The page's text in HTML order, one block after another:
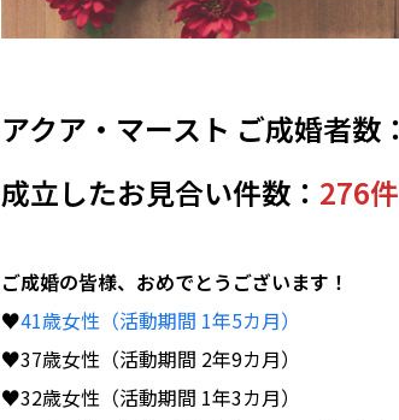
アクア・マースト ご成婚者数：
成立したお見合い件数： 276件
ご成婚の皆様、おめでとうございます！
♥41歳女性（活動期間 1年5カ月）
♥37歳女性（活動期間 2年9カ月）
♥32歳女性（活動期間 1年3カ月）